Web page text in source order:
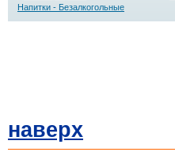
Напитки - Безалкогольные
наверх